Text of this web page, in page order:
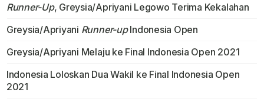
Runner-Up, Greysia/Apriyani Legowo Terima Kekalahan
Greysia/Apriyani Runner-upIndonesia Open
Greysia/Apriyani Melaju ke Final Indonesia Open 2021
Indonesia Loloskan Dua Wakil ke Final Indonesia Open
2021